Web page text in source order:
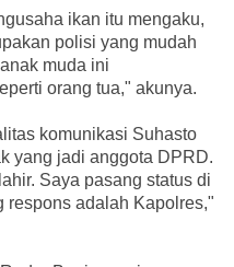
ikan itu mengaku,
polisi yang mudah
muda ini
orang tua," akunya.
komunikasi Suhasto
yang jadi anggota DPRD.
Saya pasang status di
respons adalah Kapolres,"